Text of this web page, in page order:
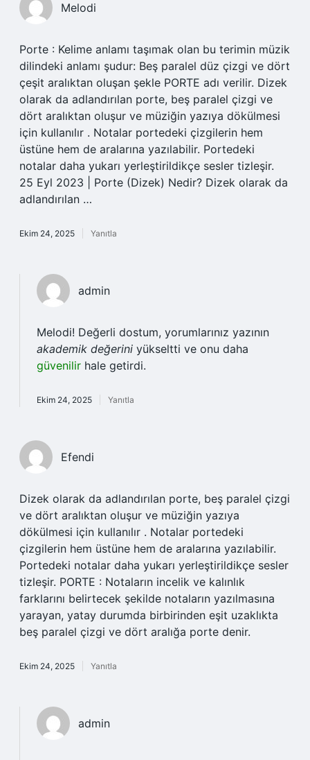
Melodi
Porte : Kelime anlamı taşımak olan bu terimin müzik
dilindeki anlamı şudur: Beş paralel düz çizgi ve dört
çeşit aralıktan oluşan şekle PORTE adı verilir. Dizek
olarak da adlandırılan porte, beş paralel çizgi ve
dört aralıktan oluşur ve müziğin yazıya dökülmesi
için kullanılır . Notalar portedeki çizgilerin hem
üstüne hem de aralarına yazılabilir. Portedeki
notalar daha yukarı yerleştirildikçe sesler tizleşir.
25 Eyl 2023 | Porte (Dizek) Nedir? Dizek olarak da
adlandırılan …
Ekim 24, 2025 Yanıtla
admin
Melodi! Değerli dostum, yorumlarınız yazının
akademik değerini yükseltti ve onu daha
güvenilir hale getirdi.
Ekim 24, 2025 Yanıtla
Efendi
Dizek olarak da adlandırılan porte, beş paralel çizgi
ve dört aralıktan oluşur ve müziğin yazıya
dökülmesi için kullanılır . Notalar portedeki
çizgilerin hem üstüne hem de aralarına yazılabilir.
Portedeki notalar daha yukarı yerleştirildikçe sesler
tizleşir. PORTE : Notaların incelik ve kalınlık
farklarını belirtecek şekilde notaların yazılmasına
yarayan, yatay durumda birbirinden eşit uzaklıkta
beş paralel çizgi ve dört aralığa porte denir.
Ekim 24, 2025 Yanıtla
admin